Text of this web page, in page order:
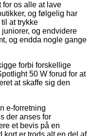
os alle at lave
og følgelig har
at trykke
og endvidere
og endda nogle gange
forbi forskellige
50 W forud for at
at skaffe sig den
e-forretning
der anses for
et bevis på en